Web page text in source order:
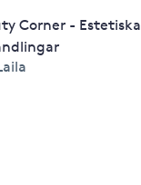
Corner - Estetiska